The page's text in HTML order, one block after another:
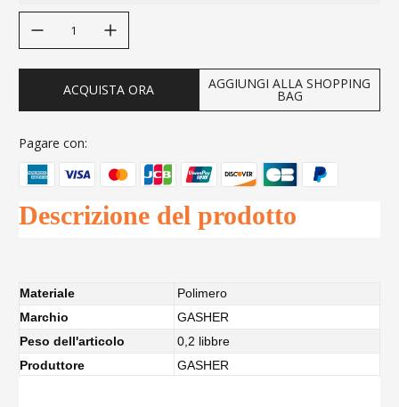
ACQUISTA ORA AGGIUNGI ALLA SHOPPING
BAG
Pagare con:
Descrizione del prodotto
Materiale
Polimero
Marchio
GASHER
Peso dell'articolo
0,2 libbre
Produttore
GASHER